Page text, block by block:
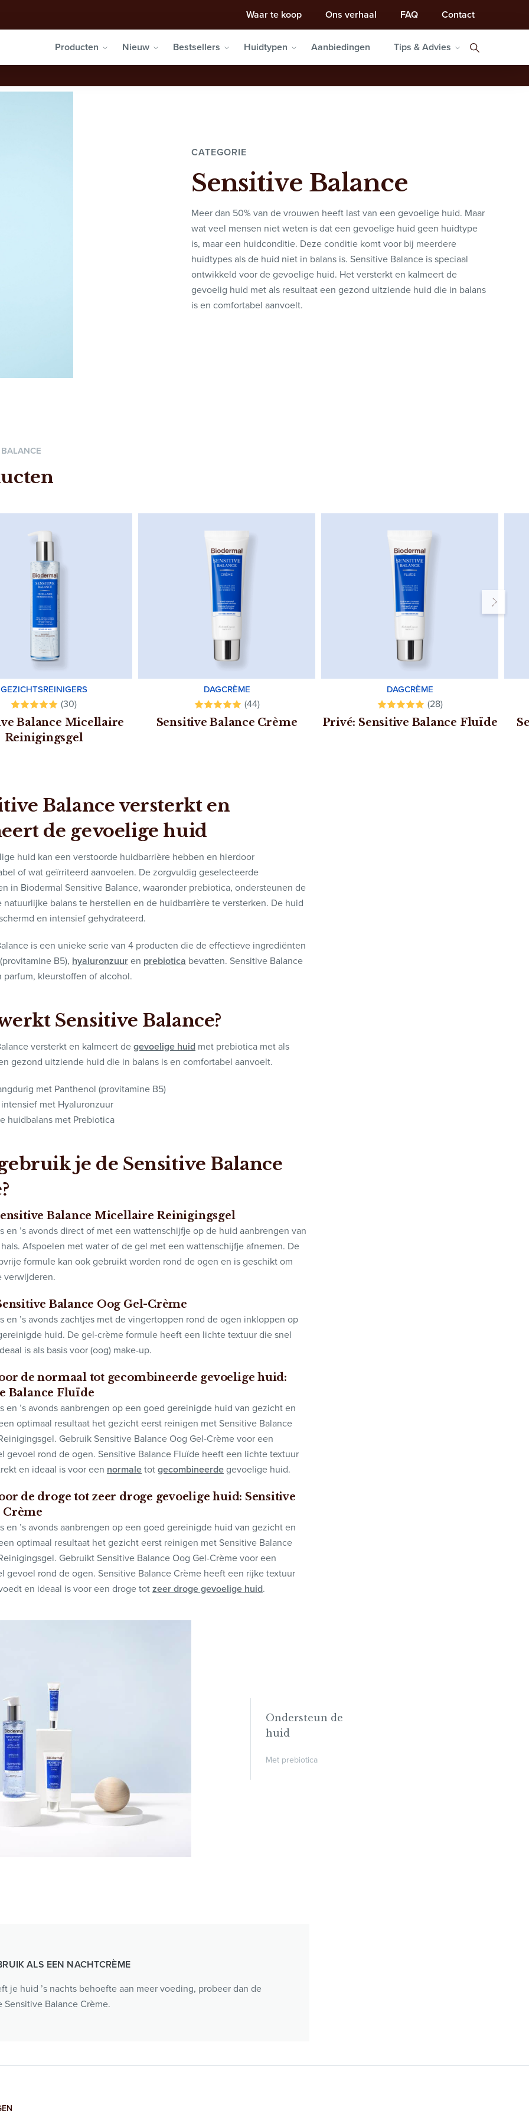
Waar te koop Ons verhaal FAQ Contact
Producten Nieuw Bestsellers Huidtypen Aanbiedingen Tips & Advies
CATEGORIE
Sensitive Balance
Meer dan 50% van de vrouwen heeft last van een gevoelige huid. Maar
wat veel mensen niet weten is dat een gevoelige huid geen huidtype
is, maar een huidconditie. Deze conditie komt voor bij meerdere
huidtypes als de huid niet in balans is. Sensitive Balance is speciaal
ontwikkeld voor de gevoelige huid. Het versterkt en kalmeert de
gevoelig huid met als resultaat een gezond uitziende huid die in balans
is en comfortabel aanvoelt.
GEZICHTSREINIGERS
(30)
Balance Micellaire
Reinigingsgel
DAGCRÈME
(44)
Sensitive Balance Crème
DAGCRÈME
(28)
Privé: Sensitive Balance Fluïde
Balance versterkt en
de gevoelige huid
huid kan een verstoorde huidbarrière hebben en hierdoor
of wat geïrriteerd aanvoelen. De zorgvuldig geselecteerde
in Biodermal Sensitive Balance, waaronder prebiotica, ondersteunen de
natuurlijke balans te herstellen en de huidbarrière te versterken. De huid
en intensief gehydrateerd.
is een unieke serie van 4 producten die de effectieve ingrediënten
(provitamine B5), hyaluronzuuren prebiotica bevatten. Sensitive Balance
parfum, kleurstoffen of alcohol.
Sensitive Balance?
versterkt en kalmeert degevoelige huid met prebiotica met als
gezond uitziende huid die in balans is en comfortabel aanvoelt.
met Panthenol (provitamine B5)
met Hyaluronzuur
huidbalans met Prebiotica
je de Sensitive Balance
Balance Micellaire Reinigingsgel
en ’s avonds direct of met een wattenschijfje op de huid aanbrengen van
Afspoelen met water of de gel met een wattenschijfje afnemen. De
formule kan ook gebruikt worden rond de ogen en is geschikt om
verwijderen.
Balance Oog Gel-Crème
en ’s avonds zachtjes met de vingertoppen rond de ogen inkloppen op
huid. De gel-crème formule heeft een lichte textuur die snel
is als basis voor (oog) make-up.
de normaal tot gecombineerde gevoelige huid:
Balance Fluïde
en ’s avonds aanbrengen op een goed gereinigde huid van gezicht en
optimaal resultaat het gezicht eerst reinigen met Sensitive Balance
Gebruik Sensitive Balance Oog Gel-Crème voor een
gevoel rond de ogen. Sensitive Balance Fluïde heeft een lichte textuur
en ideaal is voor een normaletotgecombineerdegevoelige huid.
de droge tot zeer droge gevoelige huid: Sensitive
Crème
en ’s avonds aanbrengen op een goed gereinigde huid van gezicht en
optimaal resultaat het gezicht eerst reinigen met Sensitive Balance
Gebruikt Sensitive Balance Oog Gel-Crème voor een
gevoel rond de ogen. Sensitive Balance Crème heeft een rijke textuur
en ideaal is voor een droge totzeer droge gevoelige huid.
Ondersteun de
huid
Met prebiotica
ALS EEN NACHTCRÈME
je huid ’s nachts behoefte aan meer voeding, probeer dan de
Sensitive Balance Crème.